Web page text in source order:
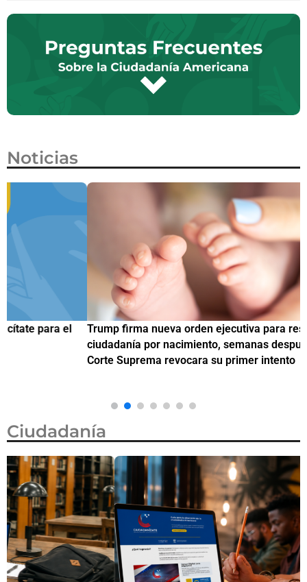
Noticias
Trump firma nueva orden ejecutiva para restringir la
ciudadanía por nacimiento, semanas después de que la
Corte Suprema revocara su primer intento
Ciudadanía